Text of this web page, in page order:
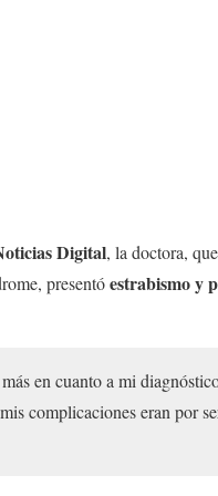
Digital, la doctora,
presentóestrabismo y
en cuanto a mi
complicaciones eran por